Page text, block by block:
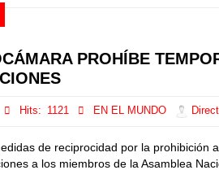
PROHÍBE
Hits: 1121 EN EL MUNDO
de reciprocidad por la prohibición
a los miembros de la Asamblea